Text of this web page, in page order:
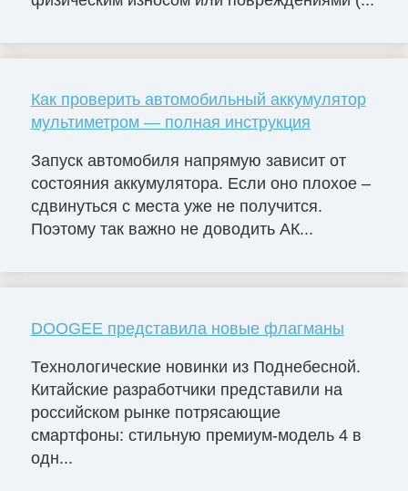
Как проверить автомобильный аккумулятор
мультиметром — полная инструкция
Запуск автомобиля напрямую зависит от
состояния аккумулятора. Если оно плохое –
сдвинуться с места уже не получится.
Поэтому так важно не доводить АК...
DOOGEE представила новые флагманы
Технологические новинки из Поднебесной.
Китайские разработчики представили на
российском рынке потрясающие
смартфоны: стильную премиум-модель 4 в
одн...